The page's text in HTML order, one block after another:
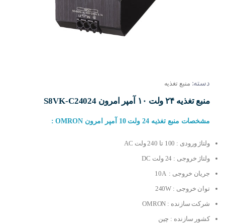
دسته: منبع تغذیه
منبع تغذیه ۲۴ ولت ۱۰ آمپر امرون S8VK-C24024
مشخصات منبع تغذیه 24 ولت 10 آمپر امرون OMRON :
ولتاژ ورودی : 100 تا 240 ولت AC
ولتاژ خروجی : 24 ولت DC
جریان خروجی : 10A
توان خروجی : 240W
شرکت سازنده : OMRON
کشور سازنده : چین